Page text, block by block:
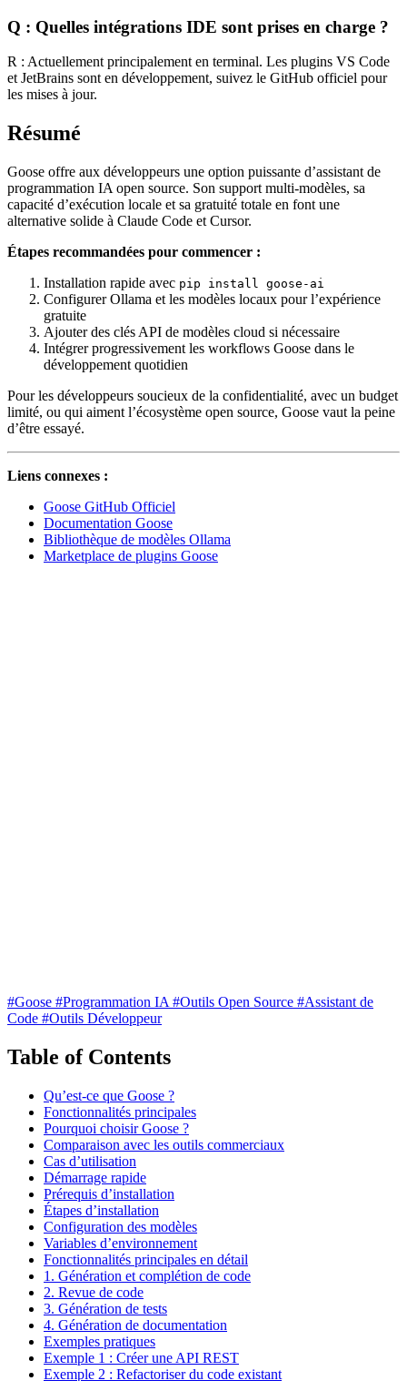
Q : Quelles intégrations IDE sont prises en charge ?
R : Actuellement principalement en terminal. Les plugins VS Code
et JetBrains sont en développement, suivez le GitHub officiel pour
les mises à jour.
Résumé
Goose offre aux développeurs une option puissante d’assistant de
programmation IA open source. Son support multi-modèles, sa
capacité d’exécution locale et sa gratuité totale en font une
alternative solide à Claude Code et Cursor.
Étapes recommandées pour commencer :
Installation rapide avec pip install goose-ai
Configurer Ollama et les modèles locaux pour l’expérience
gratuite
Ajouter des clés API de modèles cloud si nécessaire
Intégrer progressivement les workflows Goose dans le
développement quotidien
Pour les développeurs soucieux de la confidentialité, avec un budget
limité, ou qui aiment l’écosystème open source, Goose vaut la peine
d’être essayé.
Liens connexes :
Goose GitHub Officiel
Documentation Goose
Bibliothèque de modèles Ollama
Marketplace de plugins Goose
#Goose #Programmation IA #Outils Open Source #Assistant de
Code #Outils Développeur
Table of Contents
Qu’est-ce que Goose ?
Fonctionnalités principales
Pourquoi choisir Goose ?
Comparaison avec les outils commerciaux
Cas d’utilisation
Démarrage rapide
Prérequis d’installation
Étapes d’installation
Configuration des modèles
Variables d’environnement
Fonctionnalités principales en détail
1. Génération et complétion de code
2. Revue de code
3. Génération de tests
4. Génération de documentation
Exemples pratiques
Exemple 1 : Créer une API REST
Exemple 2 : Refactoriser du code existant